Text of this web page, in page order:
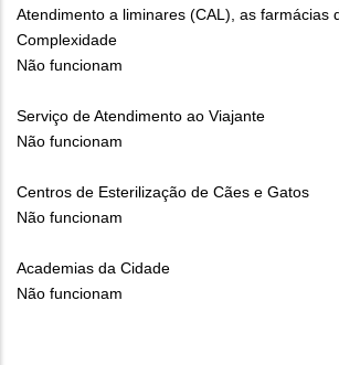
Atendimento a liminares (CAL), as farmácias
Complexidade
Não funcionam
Serviço de Atendimento ao Viajante
Não funcionam
Centros de Esterilização de Cães e Gatos
Não funcionam
Academias da Cidade
Não funcionam